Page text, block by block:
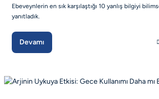
Ebeveynlerin en sık karşılaştığı 10 yanlış bilgiyi
yanıtladık.
Devamı